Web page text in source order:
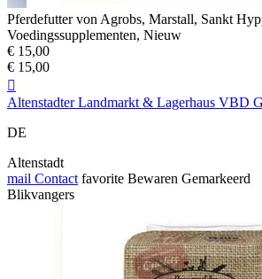
Pferdefutter von Agrobs, Marstall, Sankt
Voedingssupplementen, Nieuw
€ 15,00
€ 15,00

Altenstadter Landmarkt & Lagerhaus VBD
DE
Altenstadt
mail Contact favorite Bewaren Gemarkeerd
Blikvangers